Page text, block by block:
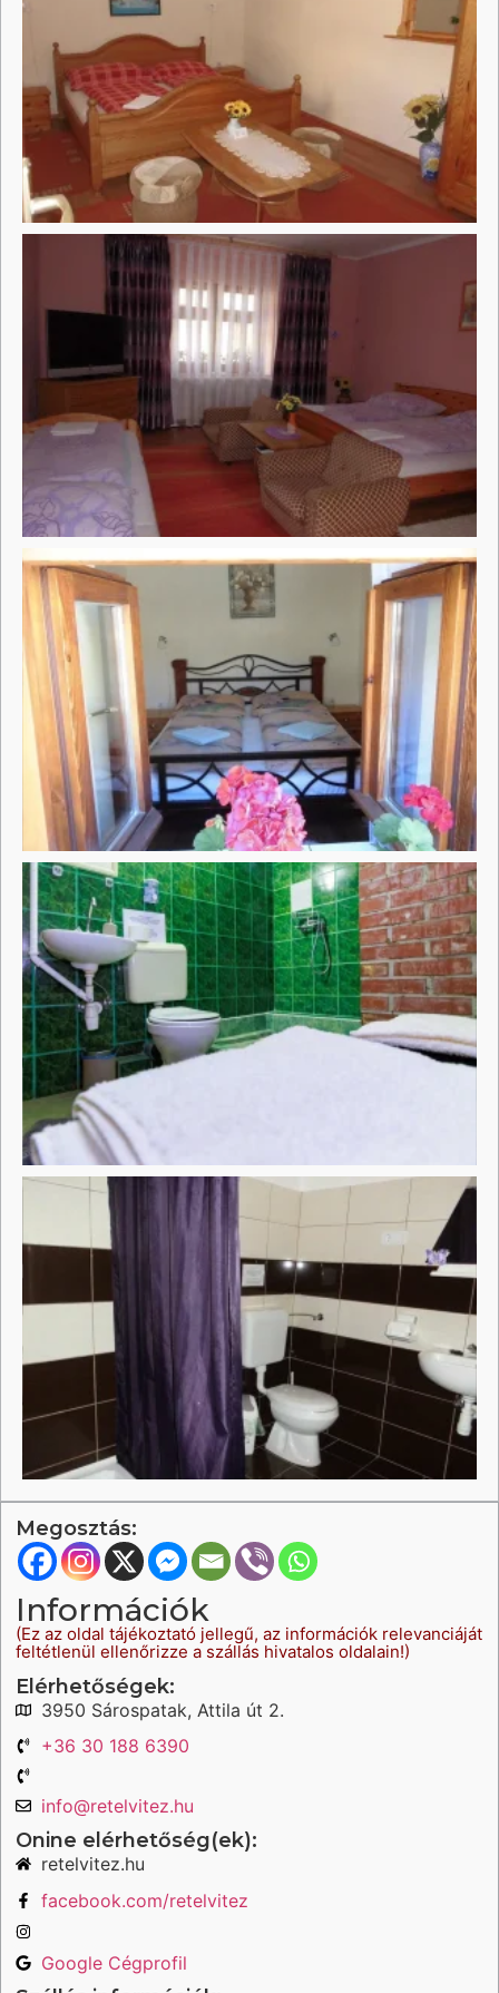
Megosztás:
Információk
(Ez az oldal tájékoztató jellegű, az információk relevanciáját
feltétlenül ellenőrizze a szállás hivatalos oldalain!)
Elérhetőségek:
3950 Sárospatak, Attila út 2.
+36 30 188 6390
info@retelvitez.hu
Onine elérhetőség(ek):
retelvitez.hu
facebook.com/retelvitez
Google Cégprofil